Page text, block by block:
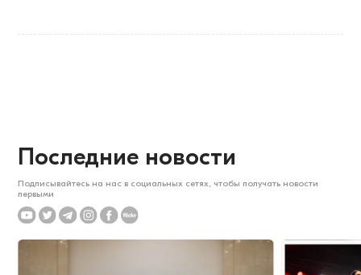
Последние новости
Подписывайтесь на нас в социальных сетях, чтобы получать новости
первыми